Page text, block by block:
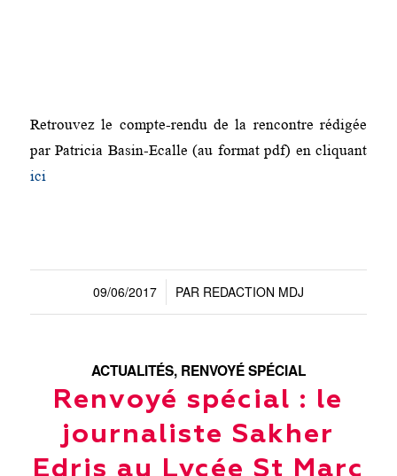
Retrouvez le compte-rendu de la rencontre rédigée
par Patricia Basin-Ecalle (au format pdf) en cliquant
ici
09/06/2017
/ PAR REDACTION MDJ
ACTUALITÉS, RENVOYÉ SPÉCIAL
Renvoyé spécial : le
journaliste Sakher
Edris au Lycée St Marc